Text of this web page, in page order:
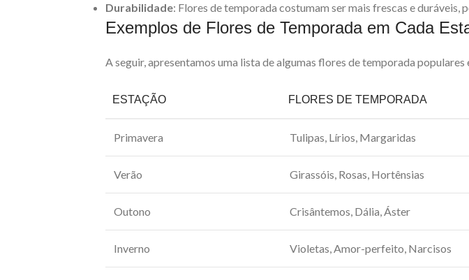
Durabilidade: Flores de temporada costumam ser mais frescas e duráveis,
Exemplos de Flores de Temporada em Cada
A seguir, apresentamos uma lista de algumas flores de temporada populares
ESTAÇÃO FLORES DE TEMPORADA
Primavera Tulipas, Lírios, Margaridas
Verão Girassóis, Rosas, Hortênsias
Outono Crisântemos, Dália, Áster
Inverno Violetas, Amor-perfeito, Narcisos